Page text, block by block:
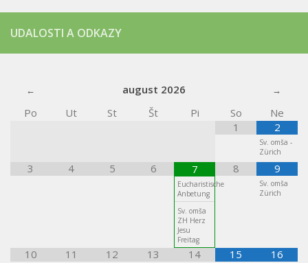
UDALOSTI A ODKAZY
august 2026
Po
Ut St Št Pi So
Ne
1
2
Sv. omša -
Zürich
3 4 5 6 7
Eucharistische
Anbetung
Sv. omša
ZH Herz
Jesu
Freitag
8 9
Sv. omša
Zürich
10 11 12 13 14 15 16